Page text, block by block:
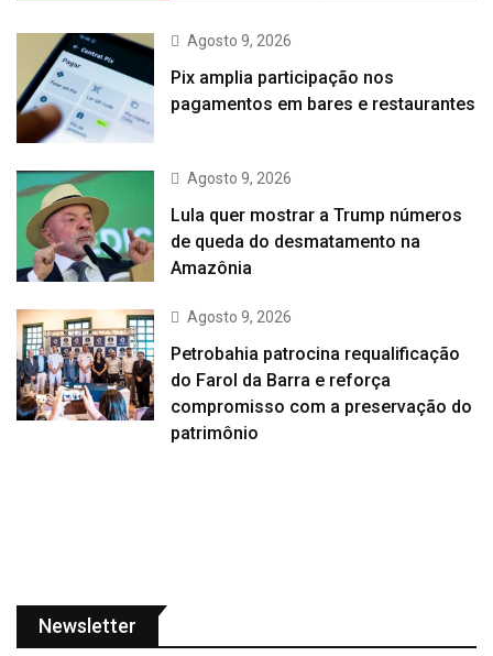
Agosto 9, 2026
Pix amplia participação nos
pagamentos em bares e restaurantes
Agosto 9, 2026
Lula quer mostrar a Trump números
de queda do desmatamento na
Amazônia
Agosto 9, 2026
Petrobahia patrocina requalificação
do Farol da Barra e reforça
compromisso com a preservação do
patrimônio
Newsletter